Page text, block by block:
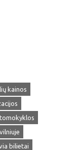
kainos
bilietai